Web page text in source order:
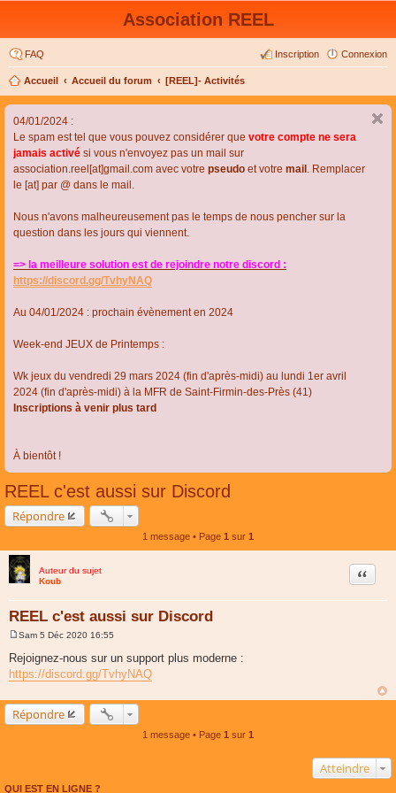
Association REEL
FAQ Connexion
Inscription
Accueil Accueil du forum [REEL]- Activités
04/01/2024 :
Le spam est tel que vous pouvez considérer que votre compte ne sera
jamais activé si vous n'envoyez pas un mail sur
association.reel[at]gmail.com avec votre pseudo et votre mail . Remplacer
le [at] par @ dans le mail.
Nous n'avons malheureusement pas le temps de nous pencher sur la
question dans les jours qui viennent.
=> la meilleure solution est de rejoindre notre discord :
https://discord.gg/TvhyNAQ
Au 04/01/2024 : prochain évènement en 2024
Week-end JEUX de Printemps :
Wk jeux du vendredi 29 mars 2024 (fin d'après-midi) au lundi 1er avril
2024 (fin d'après-midi) à la MFR de Saint-Firmin-des-Près (41)
Inscriptions à venir plus tard
À bientôt !
REEL c'est aussi sur Discord
Répondre
1 message • Page 1 sur 1
Auteur du sujet
Koub
REEL c'est aussi sur Discord
Citer
e
s
s
e
Sam 5 Déc 2020 16:55
Rejoignez-nous sur un support plus moderne :
https://discord.gg/TvhyNAQ
Répondre
1 message • Page 1 sur 1
Atteindre
QUI EST EN LIGNE ?